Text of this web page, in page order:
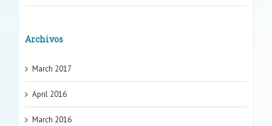
Archivos
March 2017
April 2016
March 2016